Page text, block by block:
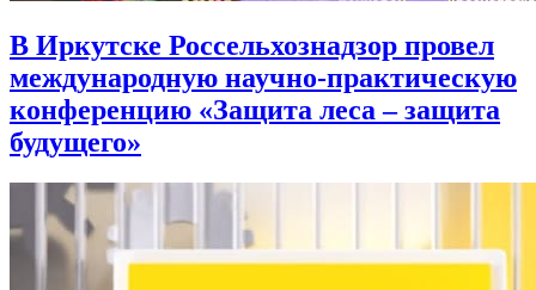
В Иркутске Россельхознадзор провел
международную научно-практическую
конференцию «Защита леса – защита
будущего»